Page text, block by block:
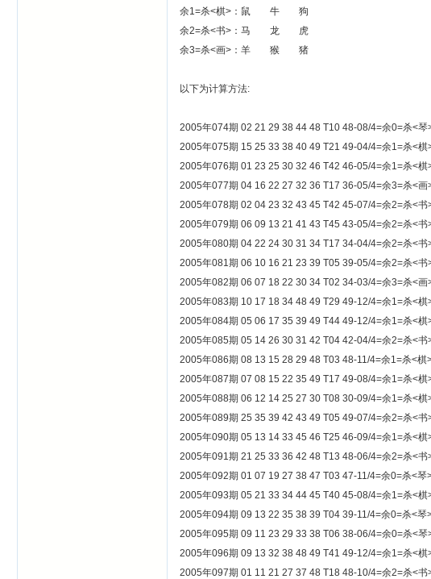
余1=杀<棋>：鼠 牛 狗
余2=杀<书>：马 龙 虎
余3=杀<画>：羊 猴 猪
以下为计算方法:
2005年074期 02 21 29 38 44 48 T10 48-08/4=余0=
2005年075期 15 25 33 38 40 49 T21 49-04/4=余1=
2005年076期 01 23 25 30 32 46 T42 46-05/4=余1=
2005年077期 04 16 22 27 32 36 T17 36-05/4=余3=
2005年078期 02 04 23 32 43 45 T42 45-07/4=余2=
2005年079期 06 09 13 21 41 43 T45 43-05/4=余2=
2005年080期 04 22 24 30 31 34 T17 34-04/4=余2=
2005年081期 06 10 16 21 23 39 T05 39-05/4=余2=
2005年082期 06 07 18 22 30 34 T02 34-03/4=余3=
2005年083期 10 17 18 34 48 49 T29 49-12/4=余1=
2005年084期 05 06 17 35 39 49 T44 49-12/4=余1=
2005年085期 05 14 26 30 31 42 T04 42-04/4=余2=
2005年086期 08 13 15 28 29 48 T03 48-11/4=余1=
2005年087期 07 08 15 22 35 49 T17 49-08/4=余1=
2005年088期 06 12 14 25 27 30 T08 30-09/4=余1=
2005年089期 25 35 39 42 43 49 T05 49-07/4=余2=
2005年090期 05 13 14 33 45 46 T25 46-09/4=余1=
2005年091期 21 25 33 36 42 48 T13 48-06/4=余2=
2005年092期 01 07 19 27 38 47 T03 47-11/4=余0=
2005年093期 05 21 33 34 44 45 T40 45-08/4=余1=
2005年094期 09 13 22 35 38 39 T04 39-11/4=余0=
2005年095期 09 11 23 29 33 38 T06 38-06/4=余0=
2005年096期 09 13 32 38 48 49 T41 49-12/4=余1=
2005年097期 01 11 21 27 37 48 T18 48-10/4=余2=